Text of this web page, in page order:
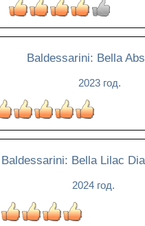
Baldessarini: Bella
2023 год.
Baldessarini: Bella Lilac
2024 год.